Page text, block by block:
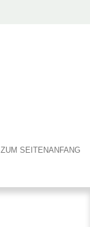
ZUM SEITENANFANG